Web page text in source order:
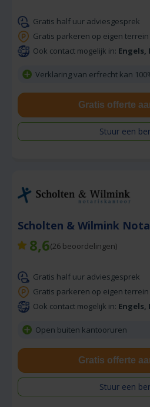
Gratis half uur adviesgesprek
Gratis parkeren op eigen terrein
Ook contact mogelijk in: Engels,
Verklaring van erfrecht kan
Gratis offerte
Stuur een
Scholten & Wilmink
8,6(26 beoordelingen)
Gratis half uur adviesgesprek
Gratis parkeren op eigen terrein
Ook contact mogelijk in: Engels,
Open buiten kantooruren
Gratis offerte
Stuur een